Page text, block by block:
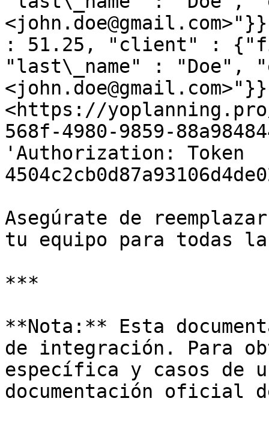
: 51.25, "client" :
"last\_name" : "Doe",
<https://
568f-4980-9859-
'Authorization: Token
Asegúrate de
tu equipo para todas
***
**Nota:** Esta
de integración. Para
específica y casos de
documentación oficial